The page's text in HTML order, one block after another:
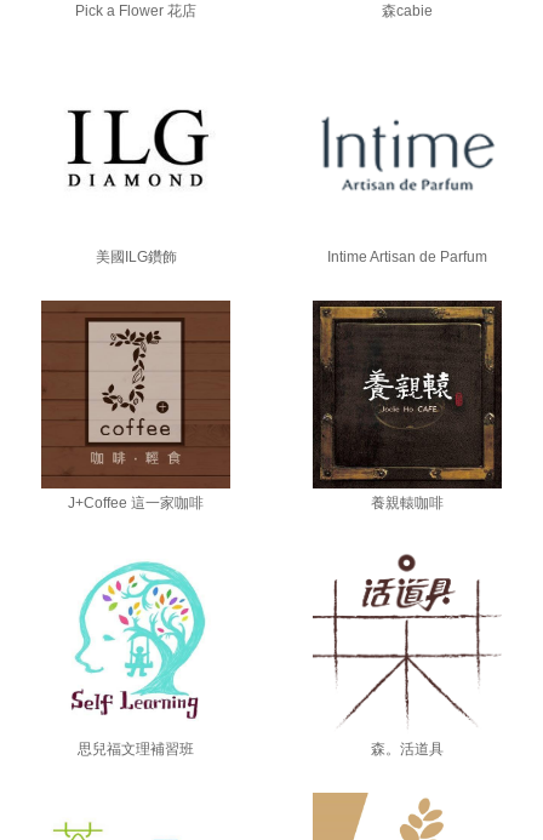
Pick a Flower 花店 森cabie
美國ILG鑽飾 Intime Artisan de Parfum
J+Coffee 這一家咖啡 養親轅咖啡
思兒福文理補習班 森。活道具